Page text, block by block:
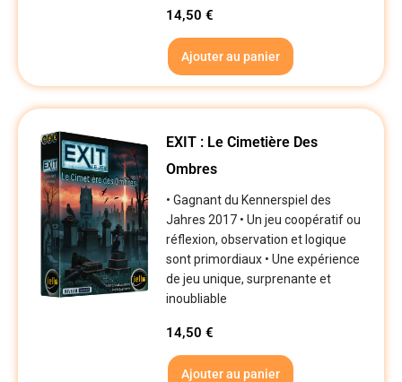
14,50€
Ajouter au panier
EXIT : Le Cimetière Des
Ombres
• Gagnant du Kennerspiel des
Jahres 2017 • Un jeu coopératif ou
réflexion, observation et logique
sont primordiaux • Une expérience
de jeu unique, surprenante et
inoubliable
14,50€
Ajouter au panier